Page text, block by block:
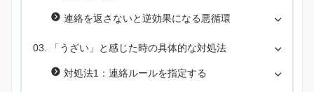
連絡を返さないと逆効果になる悪循環
「うざい」と感じた時の具体的な対処法
対処法1：連絡ルールを指定する